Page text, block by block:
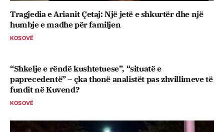
Tragjedia e Arianit Çetaj: Një jetë e shkurtër dhe një
humbje e madhe për familjen
KOSOVË
“Shkelje e rëndë kushtetuese”, “situatë e
paprecedentë” – çka thonë analistët pas zhvillimeve të
fundit në Kuvend?
KOSOVË